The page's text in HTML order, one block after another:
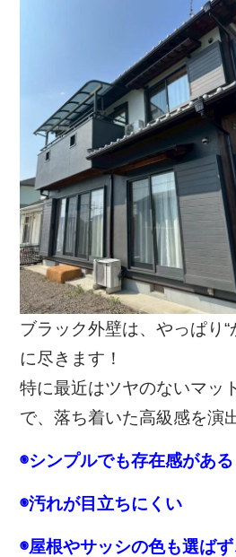
ブラック外壁は、やっぱり“
に尽きます！
特に最近はツヤのないマッ
で、落ち着いた高級感を演
◉シンプルでも存在感がある
◉汚れが目立ちにくい
◉屋根やサッシの色も選ば